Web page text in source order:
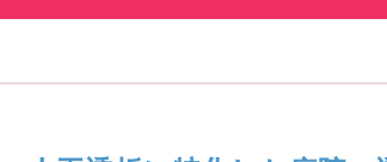
所あり）
きたい方